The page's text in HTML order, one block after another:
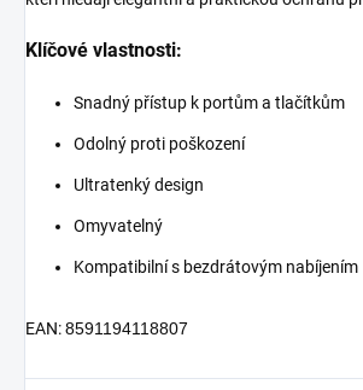
Klíčové vlastnosti:
Snadný přístup k portům a tlačítkům
Odolný proti poškození
Ultratenký design
Omyvatelný
Kompatibilní s bezdrátovým nabíjením
EAN:8591194118807